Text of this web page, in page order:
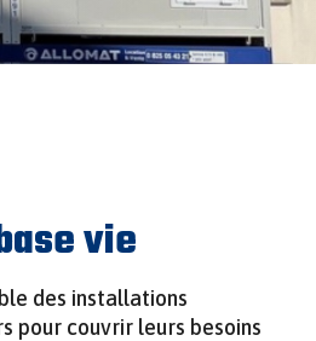
vie
des installations
pour couvrir leurs besoins